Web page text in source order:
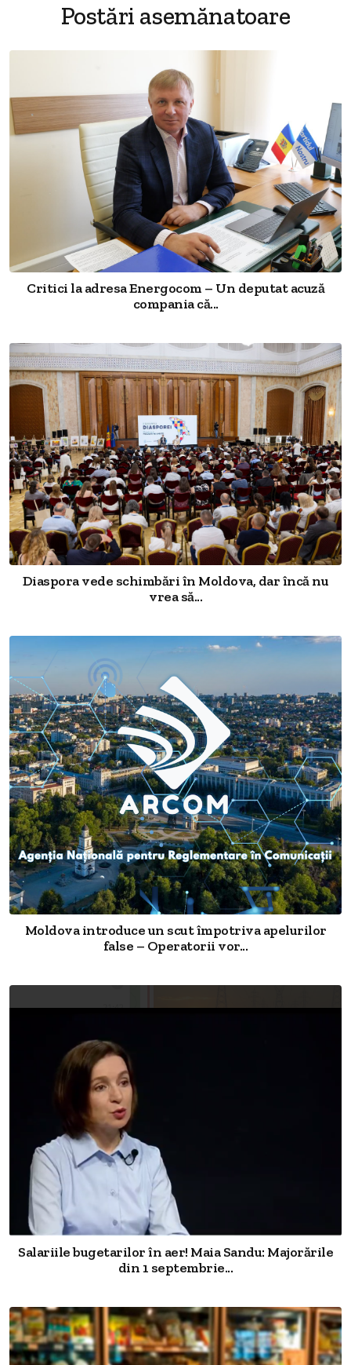
Postări asemănatoare
Critici la adresa Energocom – Un deputat acuză
compania că...
Diaspora vede schimbări în Moldova, dar încă nu
vrea să...
Moldova introduce un scut împotriva apelurilor
false – Operatorii vor...
Salariile bugetarilor în aer! Maia Sandu: Majorările
din 1 septembrie...